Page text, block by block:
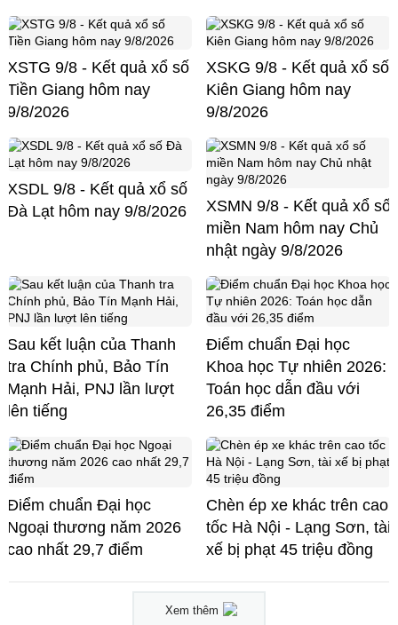
XSTG 9/8 - Kết quả xổ số
Tiền Giang hôm nay
9/8/2026
XSKG 9/8 - Kết quả xổ số
Kiên Giang hôm nay
9/8/2026
XSDL 9/8 - Kết quả xổ số
Đà Lạt hôm nay 9/8/2026
XSMN 9/8 - Kết quả xổ số
miền Nam hôm nay Chủ
nhật ngày 9/8/2026
Sau kết luận của Thanh
tra Chính phủ, Bảo Tín
Mạnh Hải, PNJ lần lượt
lên tiếng
Điểm chuẩn Đại học
Khoa học Tự nhiên 2026:
Toán học dẫn đầu với
26,35 điểm
Điểm chuẩn Đại học
Ngoại thương năm 2026
cao nhất 29,7 điểm
Chèn ép xe khác trên cao
tốc Hà Nội - Lạng Sơn, tài
xế bị phạt 45 triệu đồng
Xem thêm